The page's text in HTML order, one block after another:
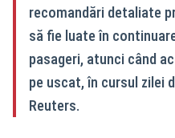
recomandări detaliate
să fie luate în
pasageri, atunci când
pe uscat, în cursul zilei
Reuters.